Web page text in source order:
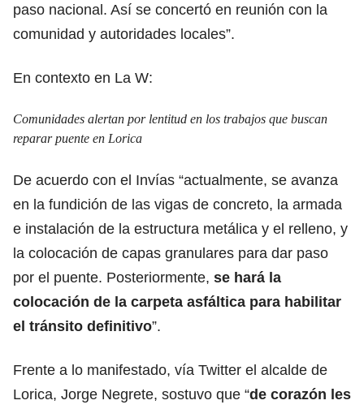
paso nacional. Así se concertó en reunión con la
comunidad y autoridades locales”.
En contexto en La W:
Comunidades alertan por lentitud en los trabajos que buscan
reparar puente en Lorica
De acuerdo con el Invías “actualmente, se avanza
en la fundición de las vigas de concreto, la armada
e instalación de la estructura metálica y el relleno, y
la colocación de capas granulares para dar paso
por el puente. Posteriormente, se hará la
colocación de la carpeta asfáltica para habilitar
el tránsito definitivo”.
Frente a lo manifestado, vía Twitter el alcalde de
Lorica, Jorge Negrete, sostuvo que “de corazón les